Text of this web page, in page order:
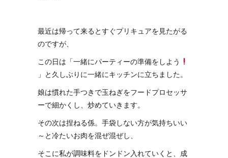
最近は帰って来るとすぐプリキュアを見たがる
のですが、
この日は「一緒にパーティーの準備をしよう
」と久しぶりに一緒にキッチンに立ちました。
娘は慣れた手つきで玉ねぎをフードプロセッサ
ーで細かくし、炒めていきます。
その次は捏ねる係。手袋しない方が気持ちいい
～と冷たいお肉を混ぜ混ぜし、
そこに私が調味料をドンドン入れていくと、成